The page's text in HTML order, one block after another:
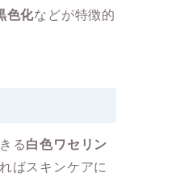
色化などが特徴的
る白色ワセリン
ばスキンケアに